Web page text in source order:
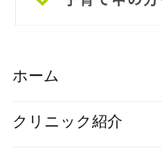
ホーム
クリニック紹介